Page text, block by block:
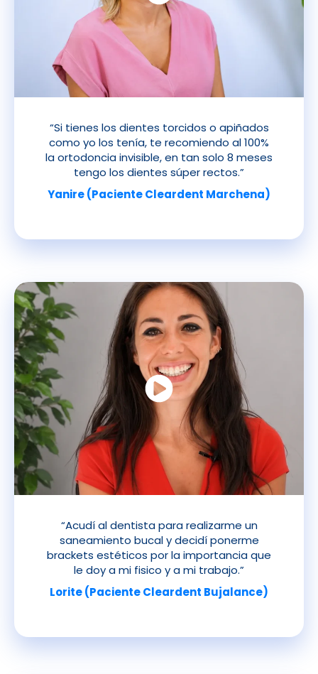
“Si tienes los dientes torcidos o apiñados
como yo los tenía, te recomiendo al 100%
la ortodoncia invisible, en tan solo 8 meses
tengo los dientes súper rectos.”
Yanire (Paciente Cleardent Marchena)
“Acudí al dentista para realizarme un
saneamiento bucal y decidí ponerme
brackets estéticos por la importancia que
le doy a mi fisico y a mi trabajo.”
Lorite (Paciente Cleardent Bujalance)